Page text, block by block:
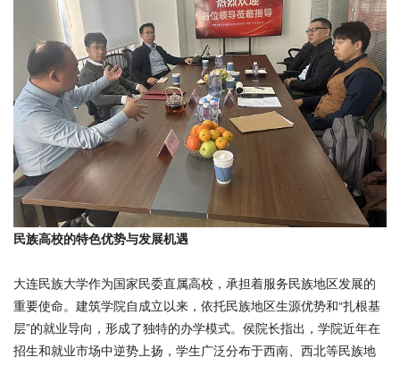
民族高校的特色优势与发展机遇
大连民族大学作为国家民委直属高校，承担着服务民族地区发展的
重要使命。建筑学院自成立以来，依托民族地区生源优势和“扎根基
层”的就业导向，形成了独特的办学模式。侯院长指出，学院近年在
招生和就业市场中逆势上扬，学生广泛分布于西南、西北等民族地